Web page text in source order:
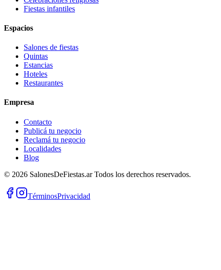
Fiestas infantiles
Espacios
Salones de fiestas
Quintas
Estancias
Hoteles
Restaurantes
Empresa
Contacto
Publicá tu negocio
Reclamá tu negocio
Localidades
Blog
© 2026 SalonesDeFiestas.arTodos los derechos reservados.
TérminosPrivacidad